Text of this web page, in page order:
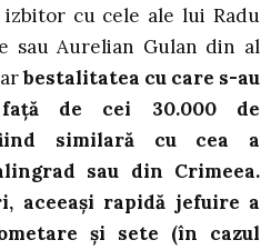
izbitor cu cele ale lui Radu
sau Aurelian Gulan din al
bestalitatea cu care s-au
de cei 30.000 de
similară cu cea a
sau din Crimeea.
aceeaşi rapidă jefuire a
şi sete (în cazul